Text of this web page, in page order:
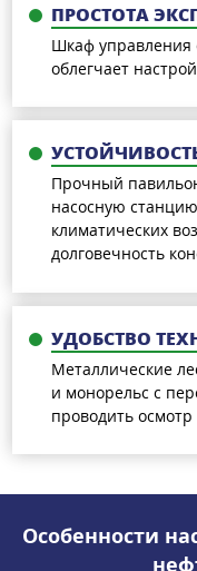
ПРОСТОТА
Шкаф управления
облегчает
Прочный
насосную
климатических
долговечность
УДОБСТВО
Металлические
и монорельс с
проводить
Особенности